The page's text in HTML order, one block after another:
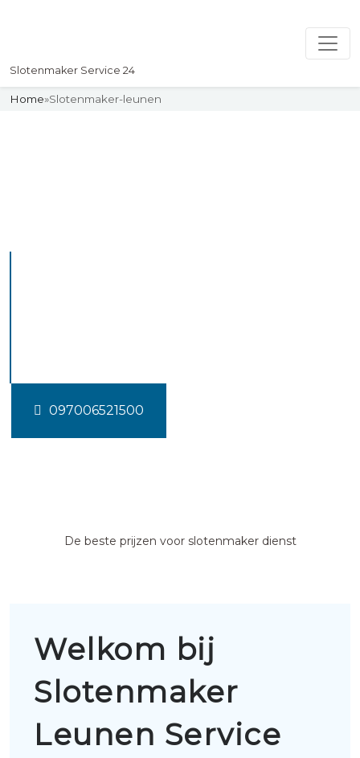
Slotenmaker Service 24
Home»Slotenmaker-leunen
097006521500
De beste prijzen voor slotenmaker dienst
Welkom bij
Slotenmaker
Leunen Service